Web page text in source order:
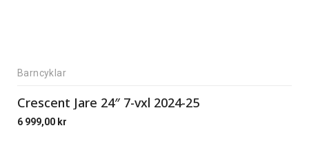
Barncyklar
Crescent Jare 24″ 7-vxl 2024-25
6 999,00 kr